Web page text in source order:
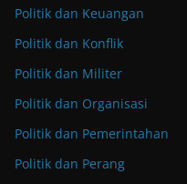
Politik dan Keuangan
Politik dan Konflik
Politik dan Militer
Politik dan Organisasi
Politik dan Pemerintahan
Politik dan Perang